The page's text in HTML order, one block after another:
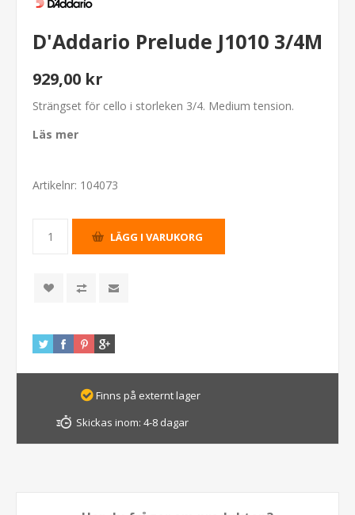
D'Addario Prelude J1010 3/4M
929,00 kr
Strängset för cello i storleken 3/4. Medium tension.
Läs mer
Artikelnr: 104073
Finns på externt lager
Skickas inom: 4-8 dagar